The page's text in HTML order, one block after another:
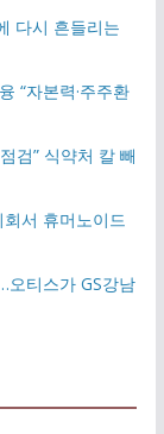
다시 흔들리는
“자본력·주주환
검” 식약처 칼 빼
서 휴머노이드
티스가 GS강남